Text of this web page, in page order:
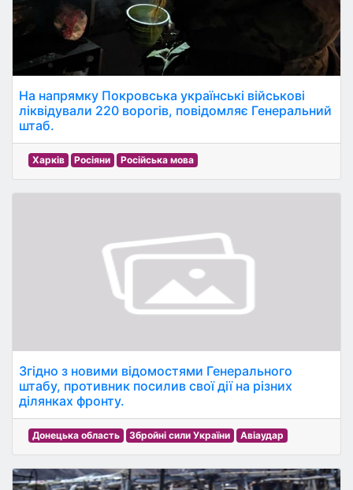
На напрямку Покровська українські військові
ліквідували 220 ворогів, повідомляє Генеральний
штаб.
Харків Росіяни Російська мова
Згідно з новими відомостями Генерального
штабу, противник посилив свої дії на різних
ділянках фронту.
Донецька область Збройні сили України Авіаудар